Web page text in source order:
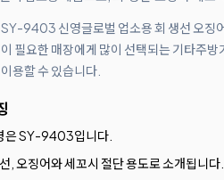
9403 신영글로벌 업소용 회 생선 오징
필요한 매장에게 많이 선택되는 기타주
용할 수 있습니다.
은 SY-9403입니다.
, 오징어와 세꼬시 절단 용도로 소개됩니다.